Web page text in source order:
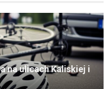
na ulicach Kaliskiej i